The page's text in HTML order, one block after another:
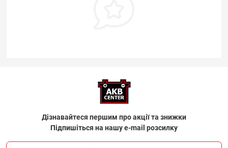
Дізнавайтеся першим про акції та знижки
Підпишіться на нашу e-mail розсилку